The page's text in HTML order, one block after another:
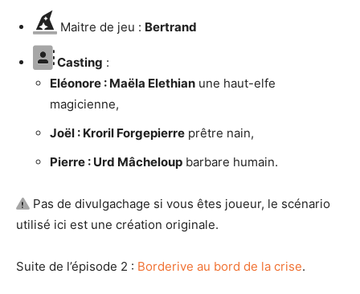
Maitre de jeu : Bertrand
Casting :
Eléonore : Maëla Elethian une haut-elfe
magicienne,
Joël : Kroril Forgepierre prêtre nain,
Pierre : Urd Mâcheloup barbare humain.
Pas de divulgachage si vous êtes joueur, le scénario
utilisé ici est une création originale.
Suite de l’épisode 2 : Borderive au bord de la crise.